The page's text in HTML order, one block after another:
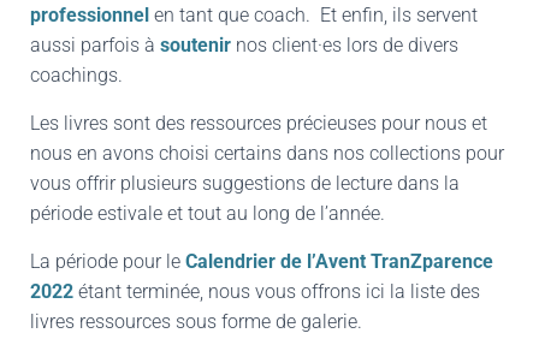
professionnel en tant que coach. Et enfin, ils servent
aussi parfois à soutenir nos client·es lors de divers
coachings.
Les livres sont des ressources précieuses pour nous et
nous en avons choisi certains dans nos collections pour
vous offrir plusieurs suggestions de lecture dans la
période estivale et tout au long de l’année.
La période pour le Calendrier de l’Avent TranZparence
2022 étant terminée, nous vous offrons ici la liste des
livres ressources sous forme de galerie.